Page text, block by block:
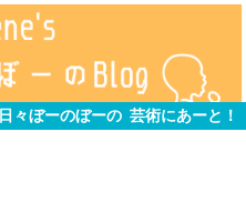
日々ぼーのぼーの 芸術にあーと！